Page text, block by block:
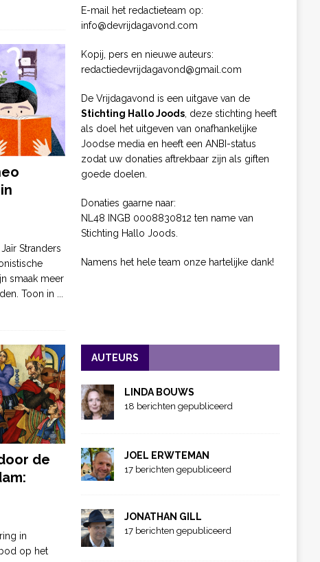
Stranders
smaak meer
Toon in
de
in
op het
E-mail het redactieteam op:
info@devrijdagavond.com
Kopij, pers en nieuwe auteurs:
redactiedevrijdagavond@gmail.com
De Vrijdagavond is een uitgave van de
Stichting Hallo Joods, deze stichting heeft
als doel het uitgeven van onafhankelijke
Joodse media en heeft een ANBI-status
zodat uw donaties aftrekbaar zijn als giften
goede doelen.
Donaties gaarne naar:
NL48 INGB 0008830812 ten name van
Stichting Hallo Joods.
Namens het hele team onze hartelijke dank!
AUTEURS
LINDA BOUWS
18 berichten gepubliceerd
JOEL ERWTEMAN
17 berichten gepubliceerd
JONATHAN GILL
17 berichten gepubliceerd